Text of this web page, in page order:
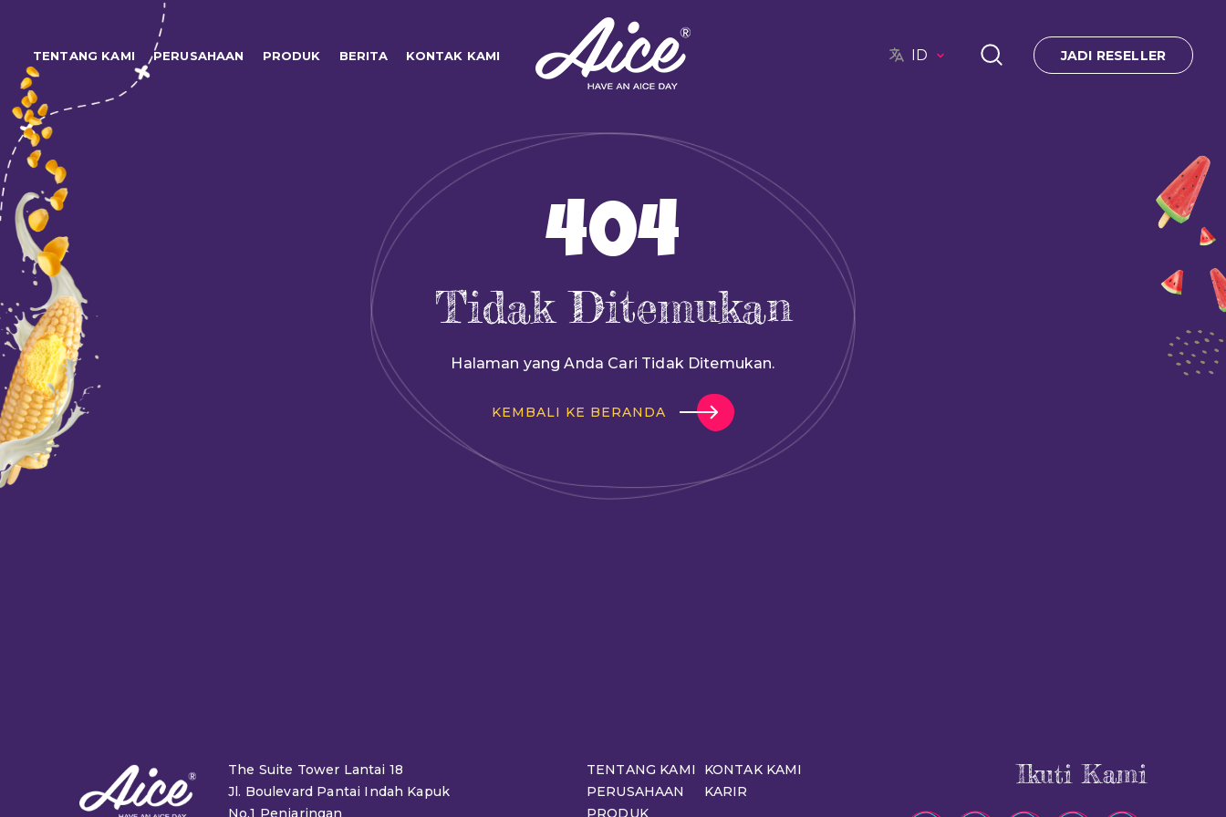
TENTANG KAMI PERUSAHAAN PRODUK BERITA KONTAK KAMI ID JADI RESELLER
404
Tidak Ditemukan
Halaman yang Anda Cari Tidak Ditemukan.
KEMBALI KE BERANDA
The Suite Tower Lantai 18
Jl. Boulevard Pantai Indah Kapuk
No.1 Penjaringan
TENTANG KAMI
PERUSAHAAN
PRODUK
KONTAK KAMI
KARIR
Ikuti Kami